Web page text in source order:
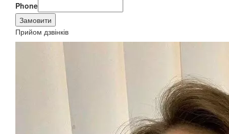
Phone
Замовити
Прийом дзвінків